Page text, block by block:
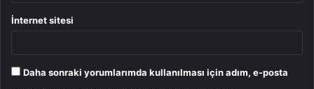
İnternet sitesi
Daha sonraki yorumlarımda kullanılması için adım, e-posta